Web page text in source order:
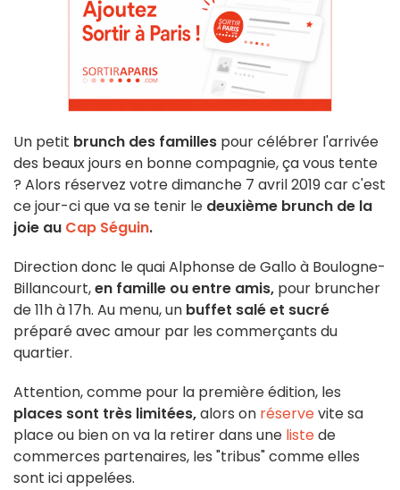
Un petit brunch des familles pour célébrer l'arrivée
des beaux jours en bonne compagnie, ça vous tente
? Alors réservez votre dimanche 7 avril 2019 car c'est
ce jour-ci que va se tenir le deuxième brunch de la
joie au Cap Séguin.
Direction donc le quai Alphonse de Gallo à Boulogne-
Billancourt,en famille ou entre amis, pour bruncher
de 11h à 17h. Au menu, un buffet salé et sucré
préparé avec amour par les commerçants du
quartier.
Attention, comme pour la première édition, les
places sont très limitées,alors on réservevite sa
place ou bien on va la retirer dans une listede
commerces partenaires, les "tribus" comme elles
sont ici appelées.